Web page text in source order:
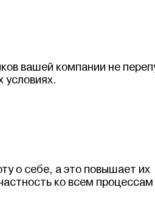
вашей компании не
условиях.
о себе, а это повышает их
ко всем процессам